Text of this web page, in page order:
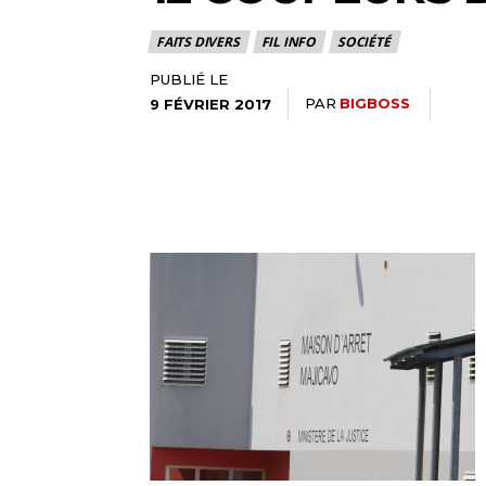
FAITS DIVERS FIL INFO SOCIÉTÉ
PUBLIÉ LE
9 FÉVRIER 2017
PAR BIGBOSS